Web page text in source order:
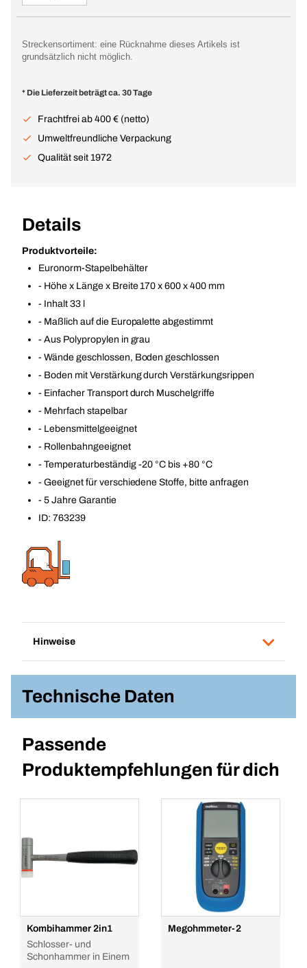
Streckensortiment: eine Rücknahme dieses Artikels ist
grundsätzlich nicht möglich.
* Die Lieferzeit beträgt ca. 30 Tage
Frachtfrei ab 400 € (netto)
Umweltfreundliche Verpackung
Qualität seit 1972
Details
Produktvorteile:
Euronorm-Stapelbehälter
- Höhe x Länge x Breite 170 x 600 x 400 mm
- Inhalt 33 l
- Maßlich auf die Europalette abgestimmt
- Aus Polypropylen in grau
- Wände geschlossen, Boden geschlossen
- Boden mit Verstärkung durch Verstärkungsrippen
- Einfacher Transport durch Muschelgriffe
- Mehrfach stapelbar
- Lebensmittelgeeignet
- Rollenbahngeeignet
- Temperaturbeständig -20 °C bis +80 °C
- Geeignet für verschiedene Stoffe, bitte anfragen
- 5 Jahre Garantie
ID: 763239
Hinweise
Technische Daten
Passende
Produktempfehlungen für dich
Kombihammer 2in1
Schlosser- und
Schonhammer in Einem
Megohmmeter-2